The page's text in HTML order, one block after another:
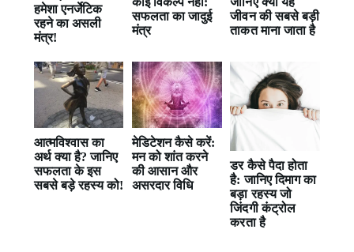
हमेशा एनर्जेटिक
रहने का असली
मंत्र!
सफलता का जादुई
मंत्र
जीवन की सबसे बड़ी
ताकत माना जाता है
आत्मविश्वास का
अर्थ क्या है? जानिए
सफलता के इस
सबसे बड़े रहस्य को!
मेडिटेशन कैसे करें:
मन को शांत करने
की आसान और
असरदार विधि
डर कैसे पैदा होता
है: जानिए दिमाग का
बड़ा रहस्य जो
जिंदगी कंट्रोल
करता है